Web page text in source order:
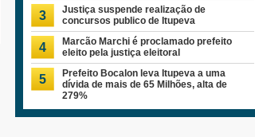
3
Justiça suspende realização de
concursos publico de Itupeva
4
Marcão Marchi é proclamado prefeito
eleito pela justiça eleitoral
5
Prefeito Bocalon leva Itupeva a uma
dívida de mais de 65 Milhões, alta de
279%